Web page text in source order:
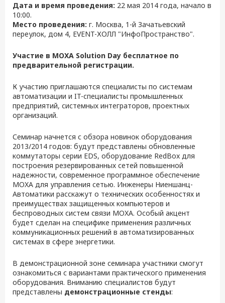
Дата и время проведения: 22 мая 2014 года, начало в
10:00.
Место проведения: г. Москва, 1-й Зачатьевский
переулок, дом 4, EVENT-ХОЛЛ "ИнфоПространство".
Участие в MOXA Solution Day бесплатное по
предварительной регистрации.
К участию приглашаются специалисты по системам
автоматизации и IT-специалисты промышленных
предприятий, системных интеграторов, проектных
организаций.
Семинар начнется с обзора новинок оборудования
2013/2014 годов: будут представлены обновленные
коммутаторы серии EDS, оборудование RedBox для
построения резервированных сетей повышенной
надежности, современное программное обеспечение
MOXA для управления сетью. Инженеры Ниеншанц-
Автоматики расскажут о технических особенностях и
преимуществах защищенных компьютеров и
беспроводных систем связи MOXA. Особый акцент
будет сделан на специфике применения различных
коммуникационных решений в автоматизированных
системах в сфере энергетики.
В демонстрационной зоне семинара участники смогут
ознакомиться с вариантами практического применения
оборудования. Вниманию специалистов будут
представлены демонстрационные стенды: